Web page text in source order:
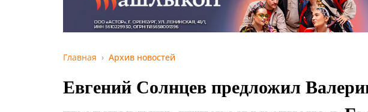
Главная Архив новостей
Евгений Солнцев предложил